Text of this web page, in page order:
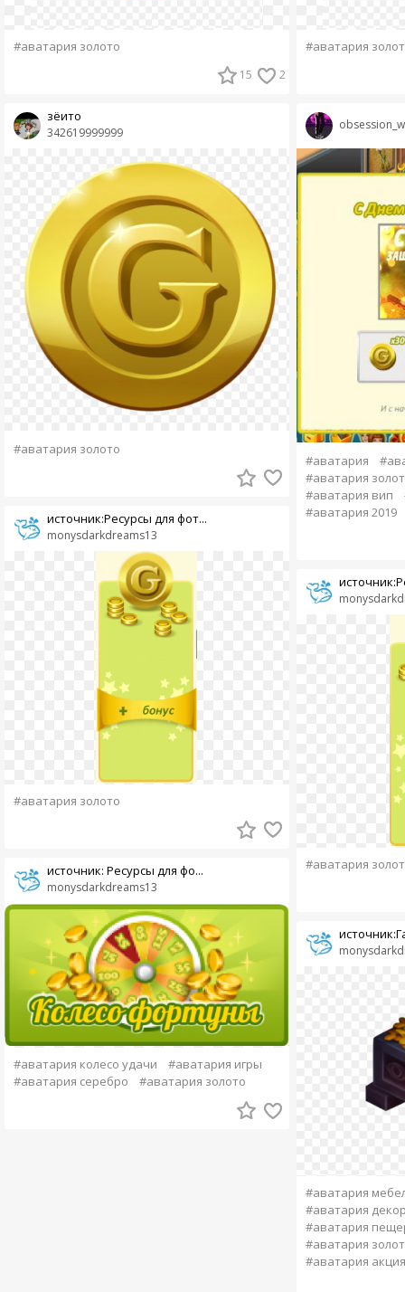
#аватария золото
15 2
342619999999
зёито
#аватария золото
monysdarkdreams13
источник:Ресурсы для фот...
#аватария золото
monysdarkdreams13
источник: Ресурсы для фо...
#аватария колесо удачи
#аватария игры
#аватария серебро
#аватария золото
#аватария
#аватария
#аватария
#аватария вип
#аватария 2019
#аватария
#аватария
#аватария
#аватария
#аватария
#аватария акция